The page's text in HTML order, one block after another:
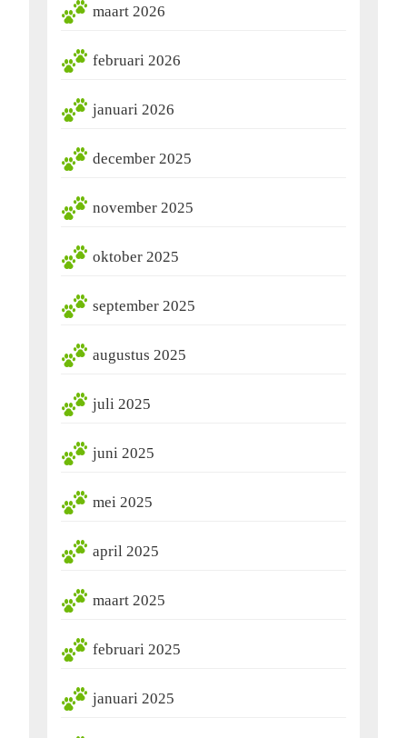
maart 2026
februari 2026
januari 2026
december 2025
november 2025
oktober 2025
september 2025
augustus 2025
juli 2025
juni 2025
mei 2025
april 2025
maart 2025
februari 2025
januari 2025